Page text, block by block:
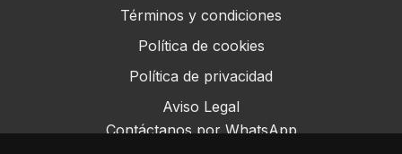
Términos y condiciones
Política de cookies
Política de privacidad
Aviso Legal
Contáctanos por WhatsApp